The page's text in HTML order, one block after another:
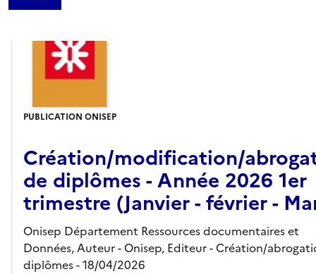
PUBLICATION ONISEP
Création/modification/
de diplômes - Année 2026 1er
trimestre (Janvier - février -
Onisep Département Ressources documentaires et
Données, Auteur - Onisep, Editeur- Création/
diplômes- 18/04/2026